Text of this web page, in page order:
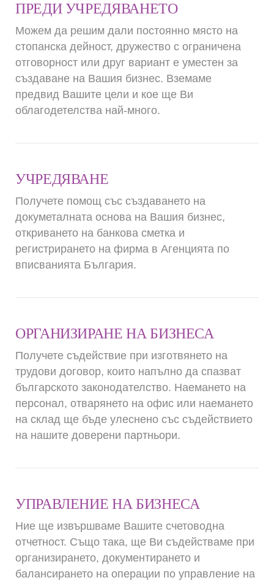
ПРЕДИ УЧРЕДЯВАНЕТО
Можем да решим дали постоянно място на
стопанска дейност, дружество с ограничена
отговорност или друг вариант е уместен за
създаване на Вашия бизнес. Вземаме
предвид Вашите цели и кое ще Ви
облагодетелства най-много.
УЧРЕДЯВАНЕ
Получете помощ със създаването на
докуметалната основа на Вашия бизнес,
откриването на банкова сметка и
регистрирането на фирма в Агенцията по
вписванията България.
ОРГАНИЗИРАНЕ НА БИЗНЕСА
Получете съдействие при изготвянето на
трудови договор, които напълно да спазват
българското законодателство. Наемането на
персонал, отварянето на офис или наемането
на склад ще бъде улеснено със съдействието
на нашите доверени партньори.
УПРАВЛЕНИЕ НА БИЗНЕСА
Ние ще извършваме Вашите счетоводна
отчетност. Също така, ще Ви съдействаме при
организирането, документирането и
балансирането на операции по управление на